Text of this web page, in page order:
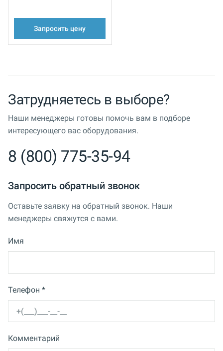
Запросить цену
Затрудняетесь в выборе?
Наши менеджеры готовы помочь вам в подборе
интересующего вас оборудования.
8 (800) 775-35-94
Запросить обратный звонок
Оставьте заявку на обратный звонок. Наши
менеджеры свяжутся с вами.
Имя
Телефон *
Комментарий